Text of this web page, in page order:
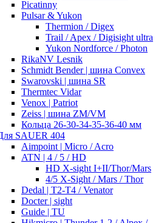
Picatinny
Pulsar & Yukon
Thermion / Digex
Trail / Apex / Digisight ultra
Yukon Nordforce / Photon
RikaNV Lesnik
Schmidt Bender | шина Convex
Swarovski | шина SR
Thermtec Vidar
Venox | Patriot
Zeiss | шина ZM/VM
Кольца 26-30-34-35-36-40 мм
SAUER 404
Aimpoint | Micro / Acro
ATN | 4 / 5 / HD
HD X-sight I+II/Thor/Mars
4/5 X-Sight / Mars / Thor
Dedal | T2-T4 / Venator
Docter | sight
Guide | TU